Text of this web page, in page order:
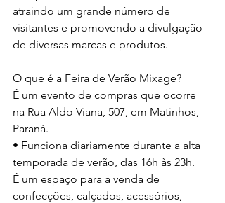
atraindo um grande número de
visitantes e promovendo a divulgação
de diversas marcas e produtos.
O que é a Feira de Verão Mixage?
É um evento de compras que ocorre
na Rua Aldo Viana, 507, em Matinhos,
Paraná.
• Funciona diariamente durante a alta
temporada de verão, das 16h às 23h.
É um espaço para a venda de
confecções, calçados, acessórios,